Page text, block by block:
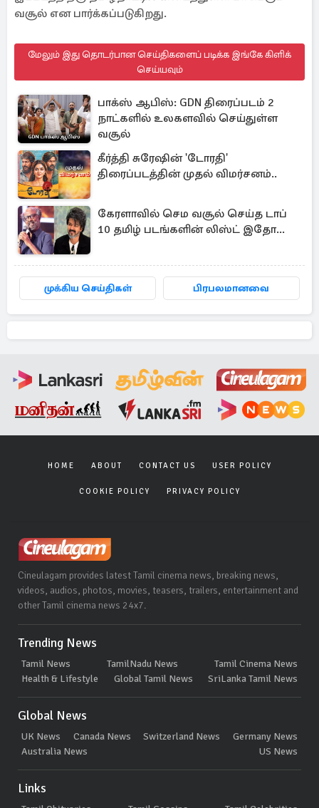
வசூல் என பார்க்கப்படுகிறது.
மேலும் இது தொடர்பான செய்திகளைப் படிக்க இங்கே கிளிக்
செய்யவும்
பாக்ஸ் ஆபிஸ்: GDN திரைப்படம் 2
நாட்களில் உலகளவில் செய்துள்ள
வசூல்
கீர்த்தி சுரேஷின் 'டோரதி'
திரைப்படத்தின் முதல் விமர்சனம்..
கேரளாவில் செம வசூல் செய்த டாப்
10 தமிழ் படங்களின் லிஸ்ட் இதோ...
முக்கிய செய்திகள் பிரபலமானவை
HOME ABOUT CONTACT US USER POLICY
COOKIE POLICY PRIVACY POLICY
Cineulagam provides latest Tamil cinema news, breaking news,
videos, audios, photos, movies, teasers, trailers, entertainment and
other Tamil cinema news 24x7.
Trending News
Tamil News TamilNadu News
Tamil Cinema News
Health & Lifestyle
Global Tamil News SriLanka Tamil News
Global News
UK News Canada News Switzerland News
Germany News
Australia News
US News
Links